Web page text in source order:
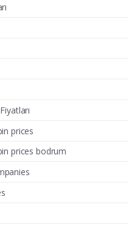
prices
prices bodrum